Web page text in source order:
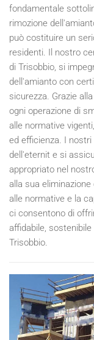
fondamentale
rimozione
può costituire un
residenti. Il nostro
di Trisobbio, si
dell'amianto con
sicurezza. Grazie
ogni operazione di
alle normative
ed efficienza. I
dell'eternit e si
appropriato nel
alla sua
alle normative e la
ci consentono di
affidabile,
Trisobbio.